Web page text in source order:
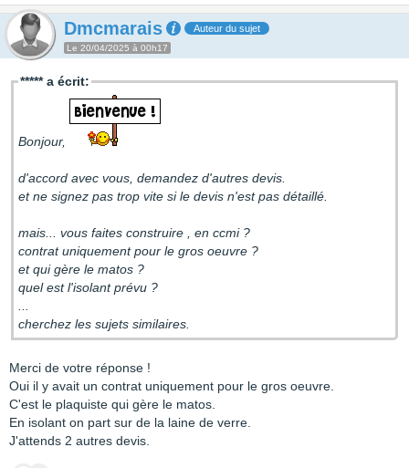
Dmcmarais Auteur du sujet
Le 20/04/2025 à 00h17
***** a écrit:
Bonjour,
d'accord avec vous, demandez d'autres devis.
et ne signez pas trop vite si le devis n'est pas détaillé.
mais... vous faites construire , en ccmi ?
contrat uniquement pour le gros oeuvre ?
et qui gère le matos ?
quel est l'isolant prévu ?
cherchez les sujets similaires.
Merci de votre réponse !
Oui il y avait un contrat uniquement pour le gros oeuvre.
C'est le plaquiste qui gère le matos.
En isolant on part sur de la laine de verre.
J'attends 2 autres devis.